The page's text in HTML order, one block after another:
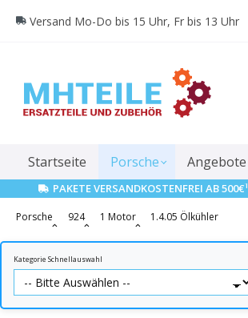
Zur Hauptnavigation springen
Versand Mo-Do bis 15 Uhr, Fr bis 13 Uhr
Startseite Porsche Angebote
PAKETE VERSANDKOSTENFREI AB 500€1
Porsche 924 1 Motor 1.4.05 Ölkühler
Kategorie Schnellauswahl